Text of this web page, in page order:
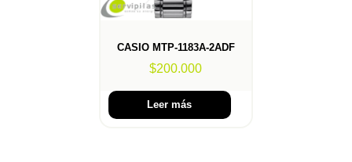
CASIO MTP-1183A-2ADF
$200.000
Leer más